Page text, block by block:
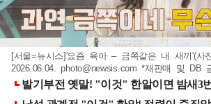
[서울=뉴시스]'요즘 육아 – 금쪽같은 내 새끼'(사
2026.06.04.photo@newsis.com *재판매 및 DB